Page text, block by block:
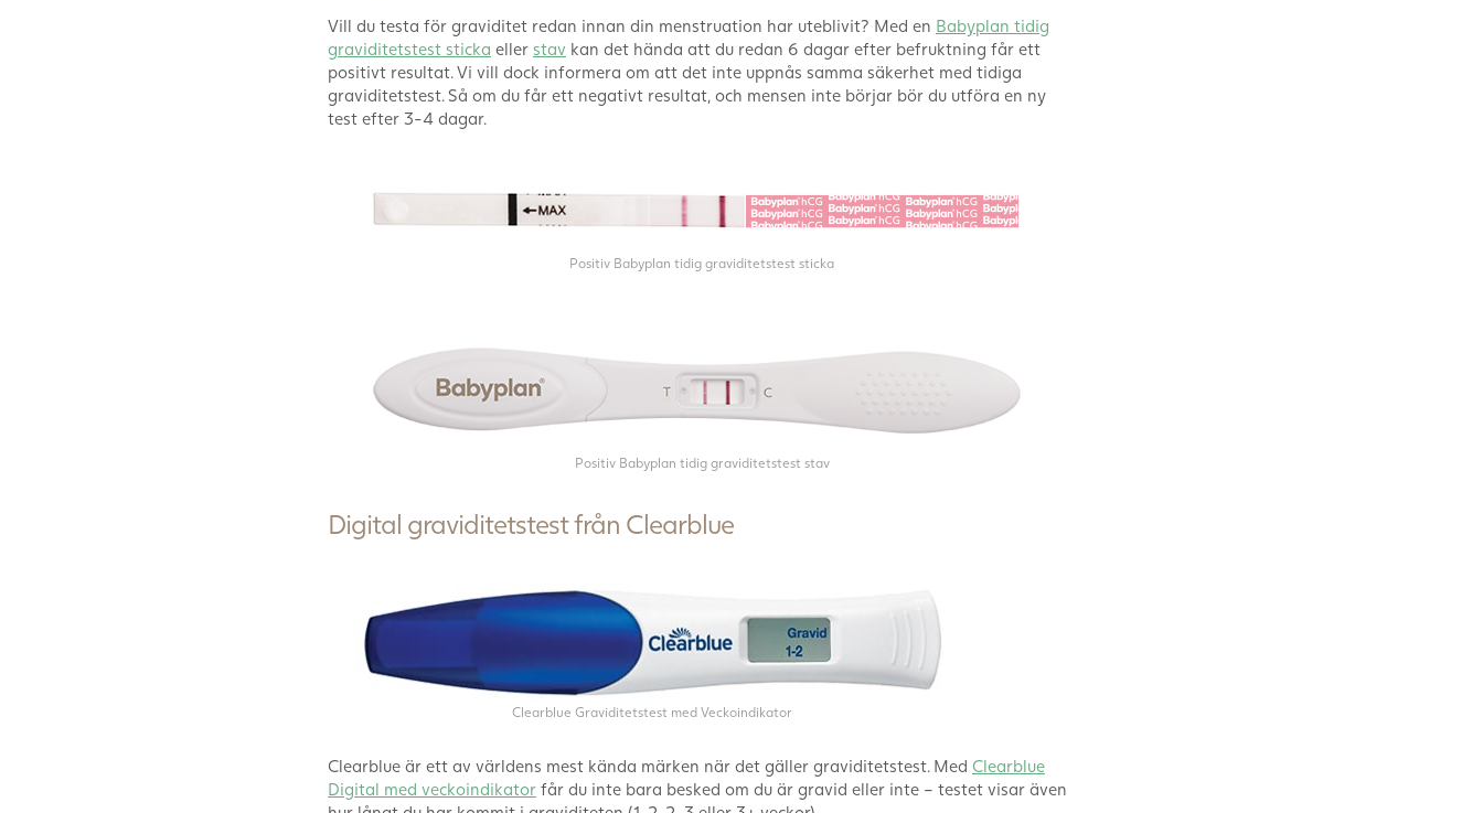
Vill du testa för graviditet redan innan din menstruation har uteblivit? Med en Babyplan tidig
graviditetstest sticka eller stav kan det hända att du redan 6 dagar efter befruktning får ett
positivt resultat. Vi vill dock informera om att det inte uppnås samma säkerhet med tidiga
graviditetstest. Så om du får ett negativt resultat, och mensen inte börjar bör du utföra en ny
test efter 3-4 dagar.
Positiv Babyplan tidig graviditetstest sticka
Positiv Babyplan tidig graviditetstest stav
Digital graviditetstest från Clearblue
Clearblue Graviditetstest med Veckoindikator
Clearblue är ett av världens mest kända märken när det gäller graviditetstest. Med Clearblue
Digital med veckoindikator får du inte bara besked om du är gravid eller inte – testet visar även